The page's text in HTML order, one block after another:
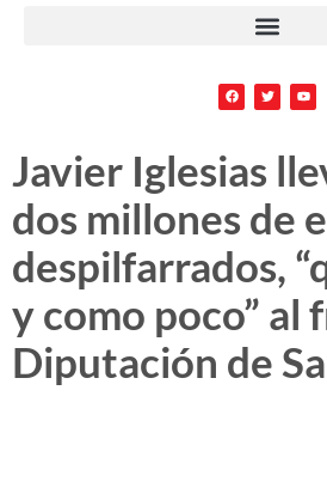
Javier Iglesias
dos millones de
despilfarrados,
y como poco” al
Diputación de